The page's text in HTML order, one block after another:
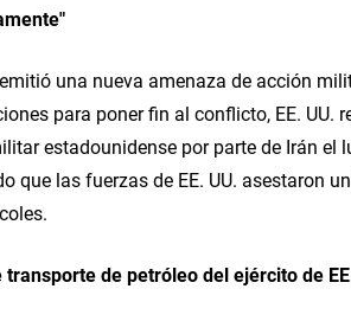
una nueva amenaza de acción
para poner fin al conflicto, EE. UU.
estadounidense por parte de Irán el
que las fuerzas de EE. UU. asestaron
de petróleo del ejército de